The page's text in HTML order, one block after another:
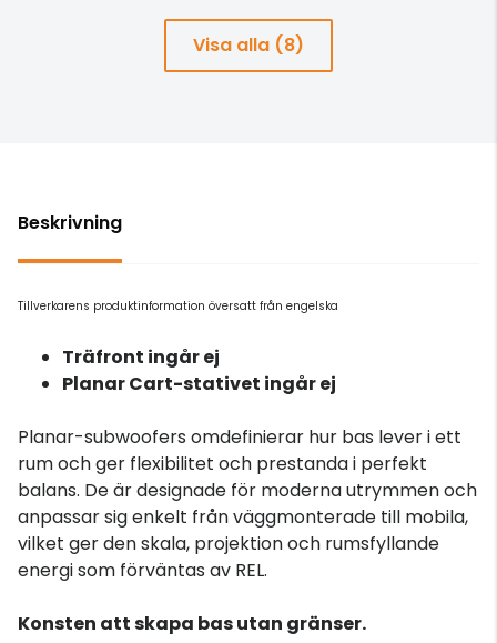
Visa alla (8)
Beskrivning
Tillverkarens produktinformation översatt från engelska
Träfront ingår ej
Planar Cart-stativet ingår ej
Planar-subwoofers omdefinierar hur bas lever i ett
rum och ger flexibilitet och prestanda i perfekt
balans. De är designade för moderna utrymmen och
anpassar sig enkelt från väggmonterade till mobila,
vilket ger den skala, projektion och rumsfyllande
energi som förväntas av REL.
Konsten att skapa bas utan gränser.